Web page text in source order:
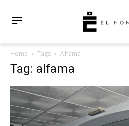
Home Tags Alfama
Tag: alfama